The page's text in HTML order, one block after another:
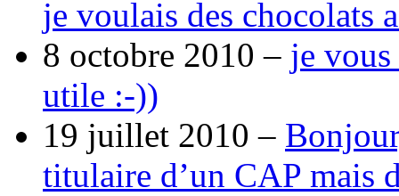
je voulais des chocolats
8 octobre 2010 – je
utile :-))
19 juillet 2010 –
titulaire d’un CAP mais